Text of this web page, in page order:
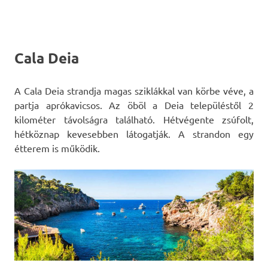
Cala Deia
A Cala Deia strandja magas sziklákkal van körbe véve, a
partja aprókavicsos. Az öböl a Deia településtől 2
kilométer távolságra található. Hétvégente zsúfolt,
hétköznap kevesebben látogatják. A strandon egy
étterem is működik.